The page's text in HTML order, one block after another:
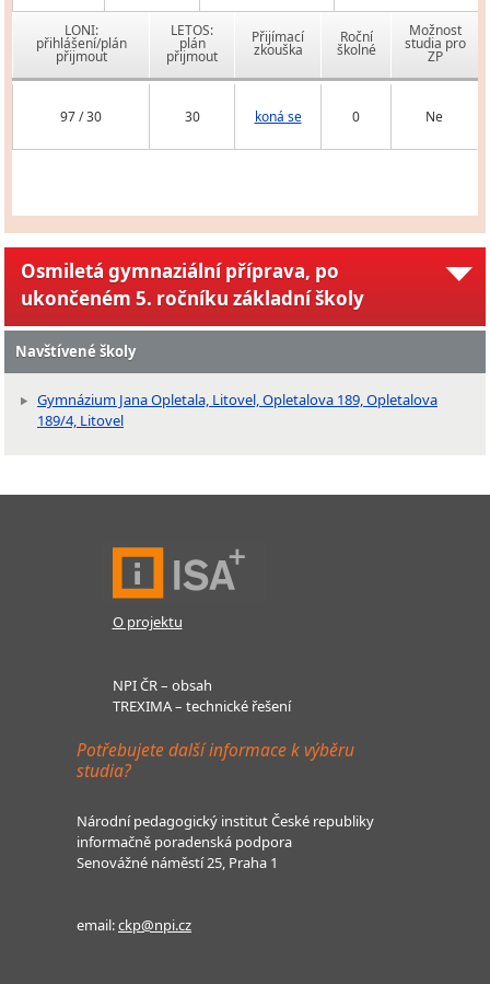
LONI:
přihlášení/plán
přijmout
LETOS:
plán
přijmout
Přijímací
zkouška
Roční
školné
Možnost
studia pro
ZP
97 / 30 30 koná se 0 Ne
Osmiletá gymnaziální příprava, po
ukončeném 5. ročníku základní školy
Navštívené školy
Gymnázium Jana Opletala, Litovel, Opletalova 189, Opletalova
189/4, Litovel
O projektu
NPI ČR – obsah
TREXIMA – technické řešení
Potřebujete další informace k výběru
studia?
Národní pedagogický institut České republiky
informačně poradenská podpora
Senovážné náměstí 25, Praha 1
email:ckp@npi.cz